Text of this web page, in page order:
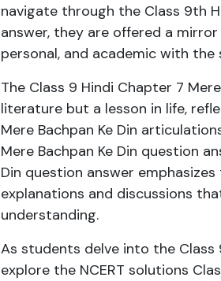
navigate through the Class 9th
answer, they are offered a
personal, and academic with the
The Class 9 Hindi Chapter 7
literature but a lesson in life,
Mere Bachpan Ke Din
Mere Bachpan Ke Din question
Din question answer
explanations and discussions
understanding.
As students delve into the Class
explore the NCERT solutions